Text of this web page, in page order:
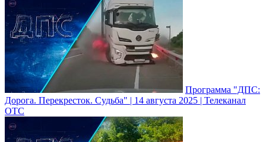
Программа "ДПС:
Дорога. Перекресток. Судьба" | 14 августа 2025 | Телеканал
ОТС